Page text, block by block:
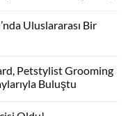
Uluslararası Bir
Petstylist Grooming
Buluştu